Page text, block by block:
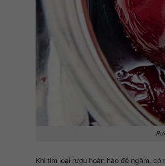
Khi tìm loại rượu hoàn hảo để ngâm,